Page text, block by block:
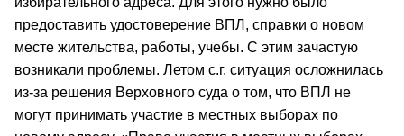
предоставить удостоверение ВПЛ, справки о новом
месте жительства, работы, учебы. С этим зачастую
возникали проблемы. Летом с.г. ситуация осложнилась
из-за решения Верховного суда о том, что ВПЛ не
могут принимать участие в местных выборах по